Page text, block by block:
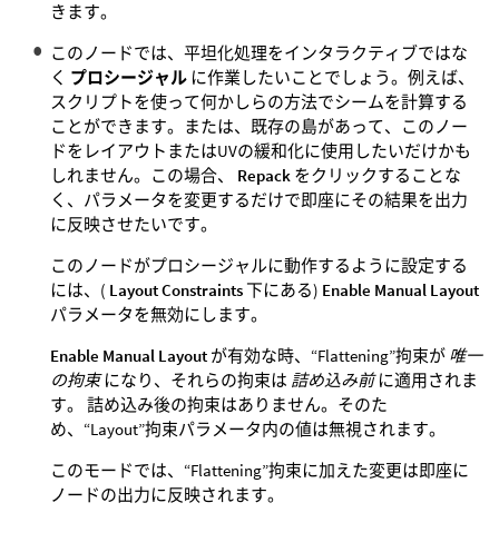
きます。
このノードでは、平坦化処理をインタラクティブではな
く プロシージャル に作業したいことでしょう。例えば、
スクリプトを使って何かしらの方法でシームを計算する
ことができます。または、既存の島があって、このノー
ドをレイアウトまたはUVの緩和化に使用したいだけかも
しれません。この場合、 Repack をクリックすることな
く、パラメータを変更するだけで即座にその結果を出力
に反映させたいです。
このノードがプロシージャルに動作するように設定する
には、( Layout Constraints 下にある) Enable Manual Layout
パラメータを無効にします。
Enable Manual Layout が有効な時、“Flattening”拘束が 唯一
の拘束になり、それらの拘束は 詰め込み前に適用されま
す。 詰め込み後の拘束はありません。そのた
め、“Layout”拘束パラメータ内の値は無視されます。
このモードでは、“Flattening”拘束に加えた変更は即座に
ノードの出力に反映されます。